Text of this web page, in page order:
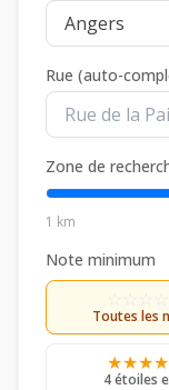
Rue (auto-
Zone de
1 km
Note minimum
Toutes les
★★★★
4 étoiles